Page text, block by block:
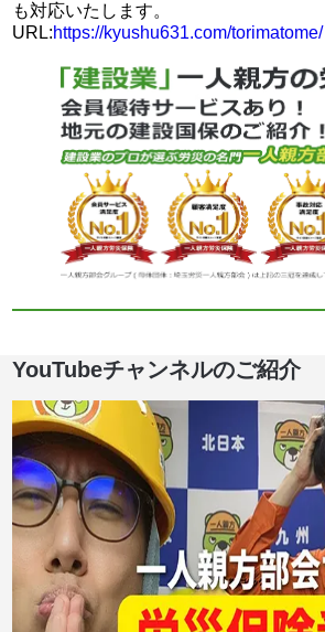
も対応いたします。
URL:https://kyushu631.com/torimatome/
YouTubeチャンネルのご紹介